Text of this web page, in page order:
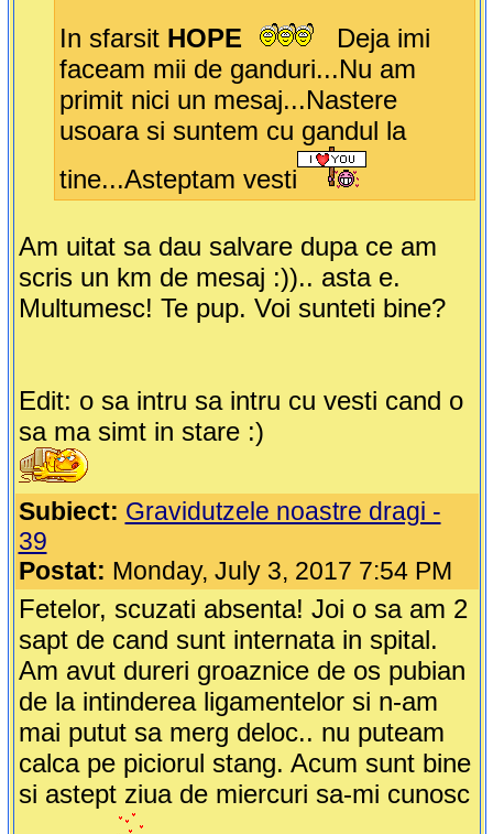
In sfarsit HOPE
Deja imi
faceam mii de ganduri...Nu am
primit nici un mesaj...Nastere
usoara si suntem cu gandul la
tine...Asteptam vesti
Am uitat sa dau salvare dupa ce am
scris un km de mesaj :)).. asta e.
Multumesc! Te pup. Voi sunteti bine?
Edit: o sa intru sa intru cu vesti cand o
sa ma simt in stare :)
Subiect: Gravidutzele noastre dragi -
39
Postat: Monday, July 3, 2017 7:54 PM
Fetelor, scuzati absenta! Joi o sa am 2
sapt de cand sunt internata in spital.
Am avut dureri groaznice de os pubian
de la intinderea ligamentelor si n-am
mai putut sa merg deloc.. nu puteam
calca pe piciorul stang. Acum sunt bine
si astept ziua de miercuri sa-mi cunosc